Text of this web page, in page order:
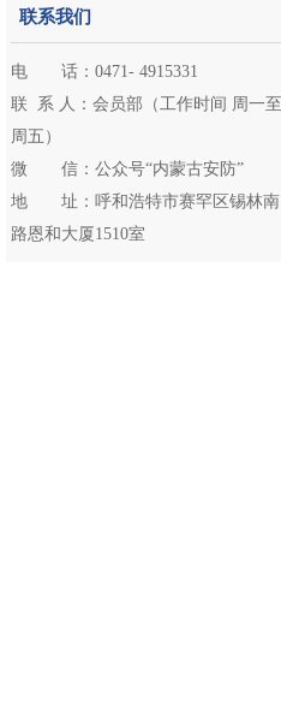
联系我们
电 话：0471- 4915331
联 系 人：会员部（工作时间 周一至
周五）
微 信：公众号“内蒙古安防”
地 址：呼和浩特市赛罕区锡林南
路恩和大厦1510室